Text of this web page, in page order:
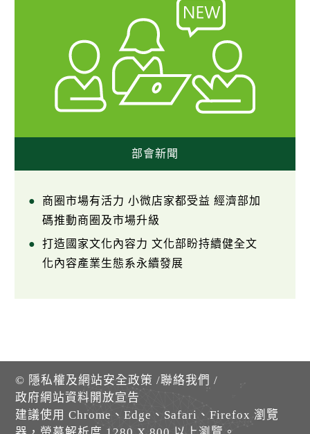
部會新聞
商圈市場有活力 小微店家都受益 經濟部加
碼推動商圈及市場升級
打造國家文化內容力 文化部盼持續健全文
化內容產業生態系永續發展
© 隱私權及網站安全政策 /聯絡我們 /
政府網站資料開放宣告
建議使用 Chrome、Edge、Safari、Firefox 瀏覽